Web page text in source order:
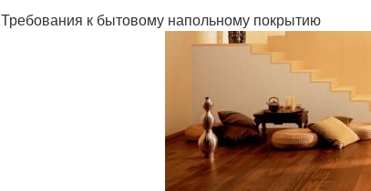
Требования к бытовому напольному покрытию